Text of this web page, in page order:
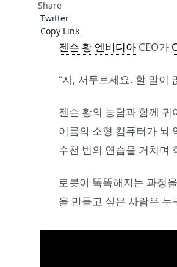
Share
Twitter
Copy Link
젠슨 황 엔비디아 CEO가
“자, 서두르세요. 할 말이
젠슨 황의 농담과 함께 귀
이름의 소형 컴퓨터가 뇌
수천 번의 연습을 거치며
로봇이 똑똑해지는 과정
을 만들고 싶은 사람은 누